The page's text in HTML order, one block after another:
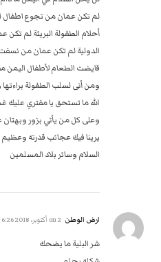
لم تكن عمان من تجوع اطفال
أحلام الطفولة البريئة لم تكن
الدولية لم تكن عمان من
قايضت الطعام لأطفال اليمن
ومن أتى لسلب الطفولة
الله ما تستحق يا مفتري عليك
وعلى كل من يأتي بزور
يرينا فيك عجائب قدرته
السلام وسائر بلاد المسلمين
ارض الوطن 2 أكتوبر، 2018 6:26 ص
شر البلية ما يضحك